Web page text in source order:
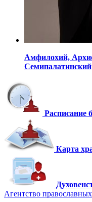
Амфилохий,
Семипалатинский
Расписание
Карта
Агентство